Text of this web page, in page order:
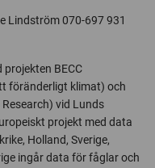
Lindström 070-697 931
BECC
föränderligt klimat) och
vid Lunds
projekt med data
Holland, Sverige,
ingår data för fåglar och